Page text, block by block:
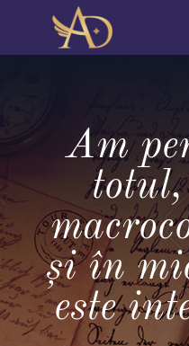
Am
şi în
este